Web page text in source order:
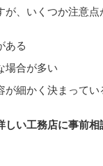
、いくつか注意点
ある
場合が多い
が細かく決まってい
しい工務店に事前